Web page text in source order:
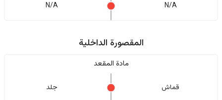
N/A
N/A
المقصورة الداخلية
مادة المقعد
قماش جلد